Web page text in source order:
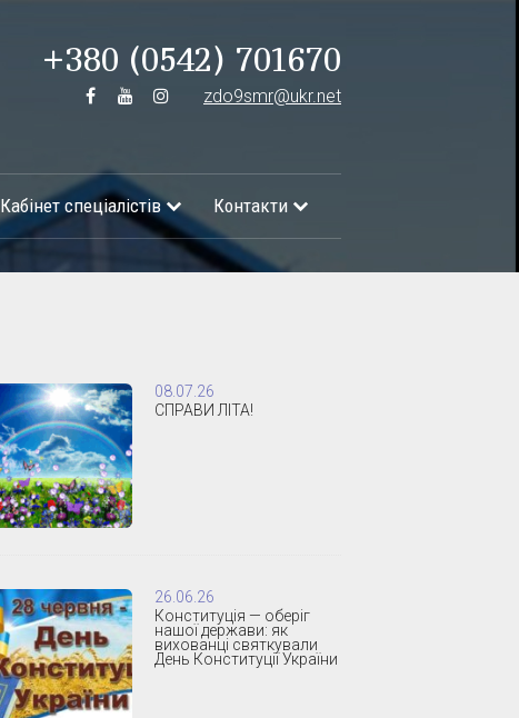
+380 (0542) 701670
zdo9smr@ukr.net
Кабінет спеціалістів Контакти
08.07.26
СПРАВИ ЛІТА!
26.06.26
Конституція — оберіг
нашої держави: як
вихованці святкували
День Конституції України